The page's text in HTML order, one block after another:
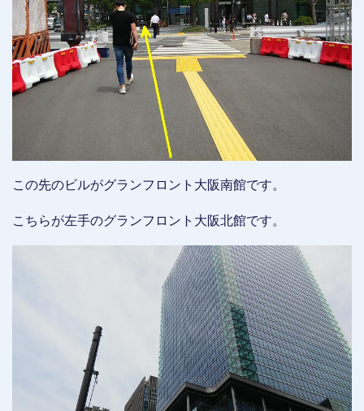
この先のビルがグランフロント大阪南館です。
こちらが左手のグランフロント大阪北館です。